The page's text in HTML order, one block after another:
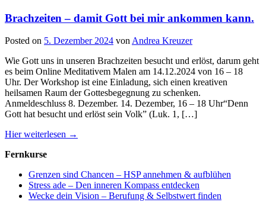
Brachzeiten – damit Gott bei mir ankommen kann.
Posted on 5. Dezember 2024 von Andrea Kreuzer
Wie Gott uns in unseren Brachzeiten besucht und erlöst, darum geht
es beim Online Meditativem Malen am 14.12.2024 von 16 – 18
Uhr. Der Workshop ist eine Einladung, sich einen kreativen
heilsamen Raum der Gottesbegegnung zu schenken.
Anmeldeschluss 8. Dezember. 14. Dezember, 16 – 18 Uhr“Denn
Gott hat besucht und erlöst sein Volk” (Luk. 1, […]
Hier weiterlesen →
Fernkurse
Grenzen sind Chancen – HSP annehmen & aufblühen
Stress ade – Den inneren Kompass entdecken
Wecke dein Vision – Berufung & Selbstwert finden